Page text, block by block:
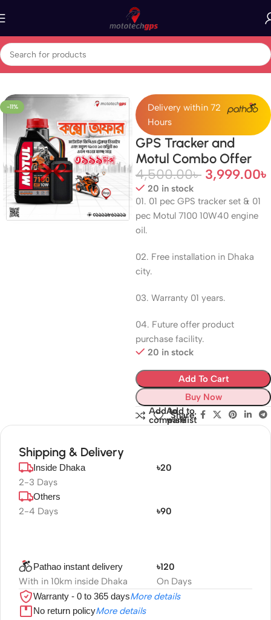
Home MOTUL
-11%
Delivery within 72
Hours
GPS Tracker and
Motul Combo Offer
4,500.00৳ 3,999.00৳
20 in stock
01. 01 pec GPS tracker set & 01
pec Motul 7100 10W40 engine
oil.
02. Free installation in Dhaka
city.
03. Warranty 01 years.
04. Future offer product
purchase facility.
20 in stock
Add To Cart
Buy Now
Add to
compare
Add to
wishlist
Share:
Shipping & Delivery
Inside Dhaka
2-3 Days
Others
2-4 Days
৳20
৳90
Pathao instant delivery
With in 10km inside Dhaka On Days
৳120
Warranty - 0 to 365 daysMore details
No return policyMore details